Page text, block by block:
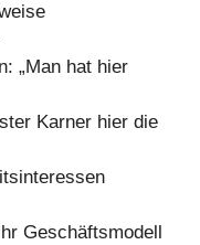
„Man hat hier
Karner hier die
Geschäftsmodell